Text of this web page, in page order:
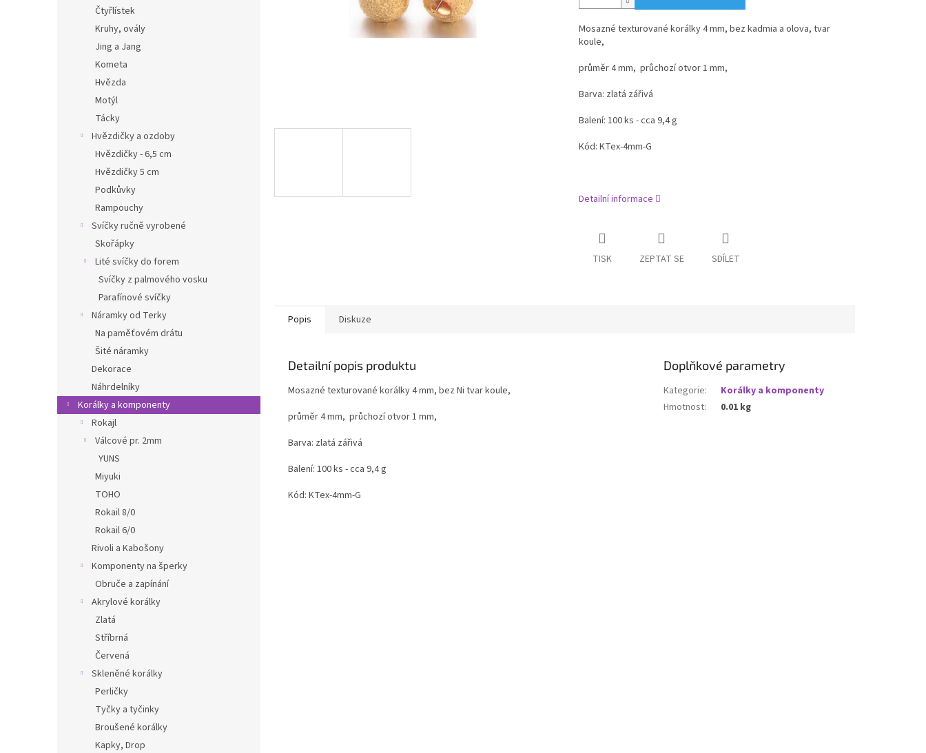
Čtyřlístek
Kruhy, ovály
Jing a Jang
Kometa
Hvězda
Motýl
Tácky
Hvězdičky a ozdoby
Hvězdičky - 6,5 cm
Hvězdičky 5 cm
Podkůvky
Rampouchy
Svíčky ručně vyrobené
Skořápky
Lité svíčky do forem
Svíčky z palmového vosku
Parafínové svíčky
Náramky od Terky
Na paměťovém drátu
Šité náramky
Dekorace
Náhrdelníky
Korálky a komponenty
Rokajl
Válcové pr. 2mm
YUNS
Miyuki
TOHO
Rokail 8/0
Rokail 6/0
Rivoli a Kabošony
Komponenty na šperky
Obruče a zapínání
Akrylové korálky
Zlatá
Stříbrná
Červená
Skleněné korálky
Perličky
Tyčky a tyčinky
Broušené korálky
Kapky, Drop
Mosazné texturované korálky 4 mm, bez kadmia a olova, tvar
koule,
průměr 4 mm, průchozí otvor 1 mm,
Barva: zlatá zářivá
Balení: 100 ks - cca 9,4 g
Kód: KTex-4mm-G
Detailní informace
TISK ZEPTAT SE SDÍLET
Popis Diskuze
Detailní popis produktu
Mosazné texturované korálky 4 mm, bez Ni tvar koule,
průměr 4 mm, průchozí otvor 1 mm,
Barva: zlatá zářivá
Balení: 100 ks - cca 9,4 g
Kód: KTex-4mm-G
Doplňkové parametry
Kategorie:
Korálky a komponenty
Hmotnost: 0.01 kg